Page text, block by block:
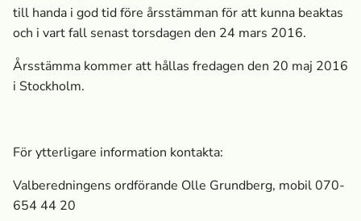
till handa i god tid före årsstämman för att kunna beaktas
och i vart fall senast torsdagen den 24 mars 2016.
Årsstämma kommer att hållas fredagen den 20 maj 2016
i Stockholm.
För ytterligare information kontakta:
Valberedningens ordförande Olle Grundberg, mobil 070-
654 44 20